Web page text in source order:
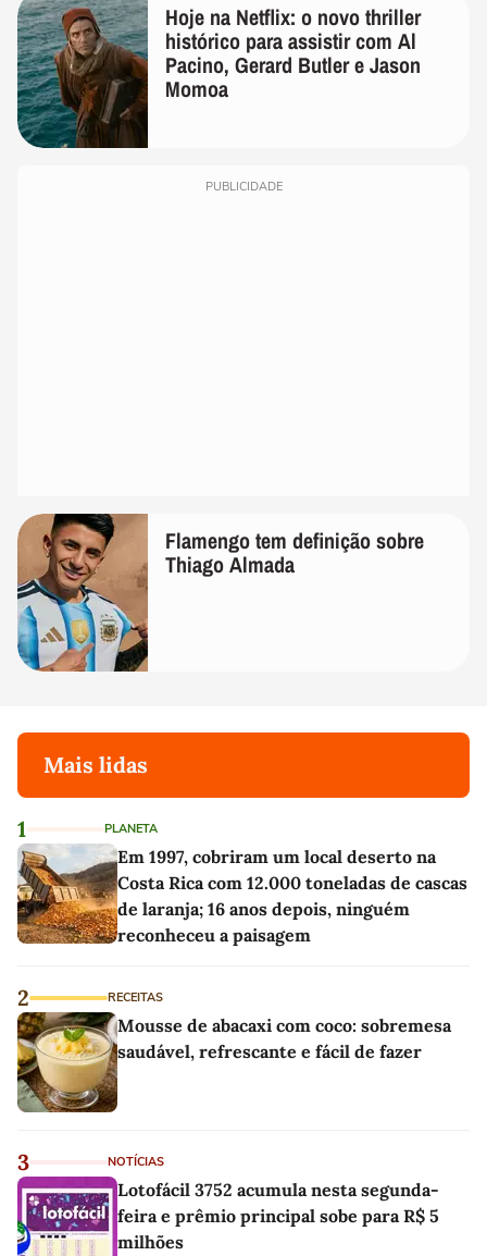
Hoje na Netflix: o novo thriller
histórico para assistir com Al
Pacino, Gerard Butler e Jason
Momoa
PUBLICIDADE
Flamengo tem definição sobre
Thiago Almada
Mais lidas
1 PLANETA
Em 1997, cobriram um local deserto na
Costa Rica com 12.000 toneladas de cascas
de laranja; 16 anos depois, ninguém
reconheceu a paisagem
2 RECEITAS
Mousse de abacaxi com coco: sobremesa
saudável, refrescante e fácil de fazer
3 NOTÍCIAS
Lotofácil 3752 acumula nesta segunda-
feira e prêmio principal sobe para R$ 5
milhões